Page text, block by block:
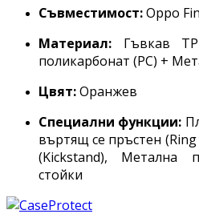
Съвместимост:Oppo
Материал: Гъвкав
поликарбонат (PC) +
Цвят:Оранжев
Специални функции:
въртящ се пръстен
(Kickstand), Метална
стойки